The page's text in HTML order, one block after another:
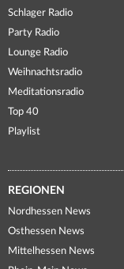
Schlager Radio
Party Radio
Lounge Radio
Weihnachtsradio
Meditationsradio
Top 40
Playlist
REGIONEN
Nordhessen News
Osthessen News
Mittelhessen News